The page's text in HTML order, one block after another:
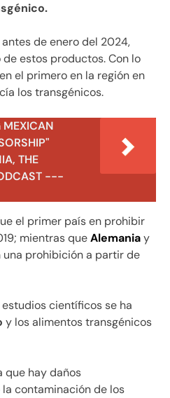
de enero del 2024,
estos productos. Con lo
el primero en la región en
los transgénicos.
MEXICAN
THE
---
el primer país en prohibir
mientras queAlemaniay
una prohibición a partir de
científicos se ha
y los alimentos transgénicos
que hay daños
contaminación de los